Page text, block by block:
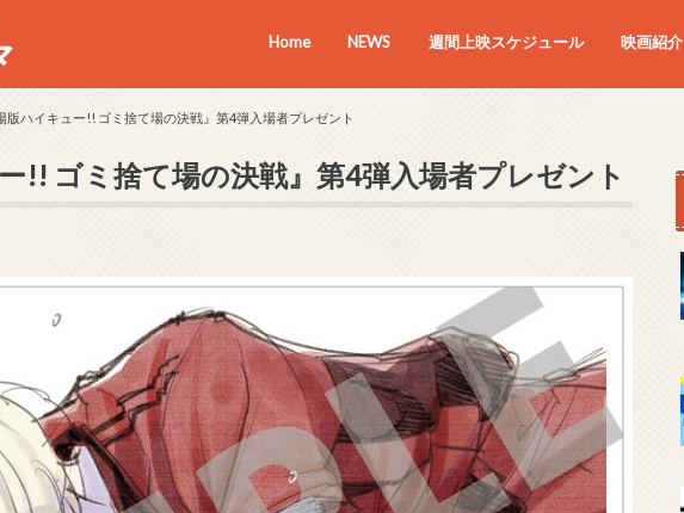
Home NEWS 週間上映スケジュール 映画紹介
版ハイキュー!! ゴミ捨て場の決戦』第4弾入場者プレゼント
!! ゴミ捨て場の決戦』第4弾入場者プレゼント